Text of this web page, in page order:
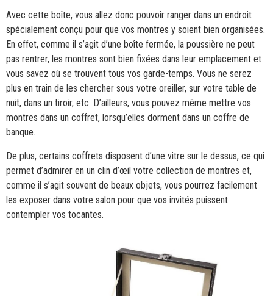
Avec cette boîte, vous allez donc pouvoir ranger dans un endroit
spécialement conçu pour que vos montres y soient bien organisées.
En effet, comme il s’agit d’une boîte fermée, la poussière ne peut
pas rentrer, les montres sont bien fixées dans leur emplacement et
vous savez où se trouvent tous vos garde-temps. Vous ne serez
plus en train de les chercher sous votre oreiller, sur votre table de
nuit, dans un tiroir, etc. D’ailleurs, vous pouvez même mettre vos
montres dans un coffret, lorsqu’elles dorment dans un coffre de
banque.
De plus, certains coffrets disposent d’une vitre sur le dessus, ce qui
permet d’admirer en un clin d’œil votre collection de montres et,
comme il s’agit souvent de beaux objets, vous pourrez facilement
les exposer dans votre salon pour que vos invités puissent
contempler vos tocantes.